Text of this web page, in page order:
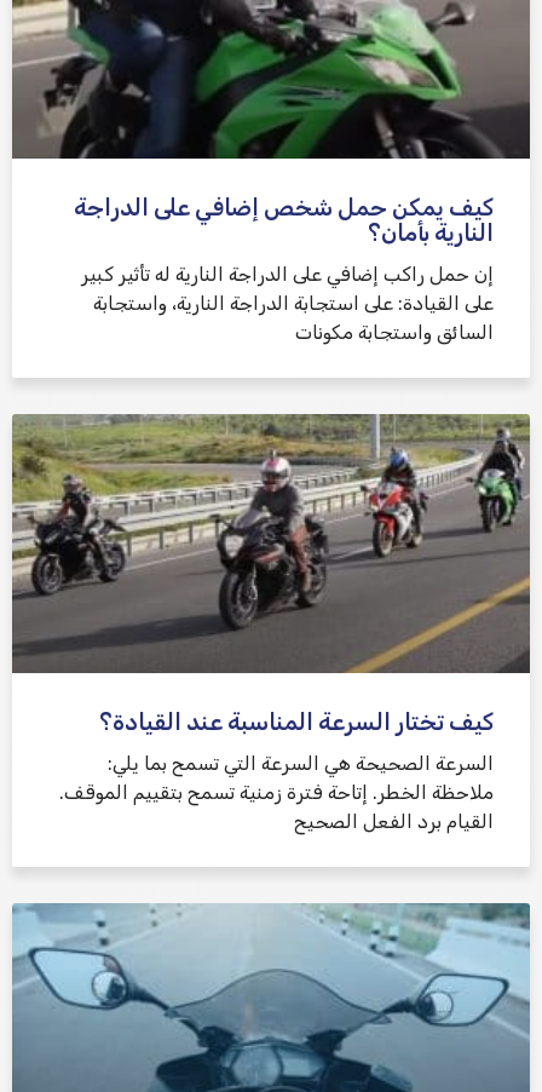
كيف يمكن حمل شخص إضافي على الدراجة
النارية بأمان؟
إن حمل راكب إضافي على الدراجة النارية له تأثير كبير
على القيادة: على استجابة الدراجة النارية، واستجابة
السائق واستجابة مكونات
كيف تختار السرعة المناسبة عند القيادة؟
السرعة الصحيحة هي السرعة التي تسمح بما يلي:
ملاحظة الخطر. إتاحة فترة زمنية تسمح بتقييم الموقف.
القيام برد الفعل الصحيح